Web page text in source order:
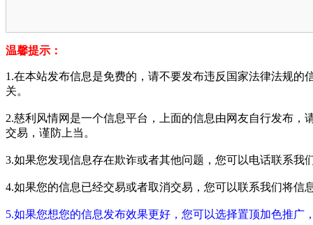
温馨提示：
1.在本站发布信息是免费的，请不要发布违反国家法律法规
关。
2.慈利风情网是一个信息平台，上面的信息由网友自行发布
交易，谨防上当。
3.如果您发现信息存在欺诈或者其他问题，您可以电话联系我
4.如果您的信息已经交易或者取消交易，您可以联系我们将信
5.如果您想您的信息发布效果更好，您可以选择置顶加色推广